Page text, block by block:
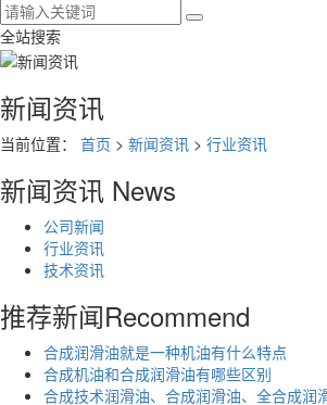
全站搜索
新闻资讯
当前位置： 首页 > 新闻资讯 > 行业资讯
新闻资讯 News
公司新闻
行业资讯
技术资讯
推荐新闻Recommend
合成润滑油就是一种机油有什么特点
合成机油和合成润滑油有哪些区别
合成技术润滑油、合成润滑油、全合成润